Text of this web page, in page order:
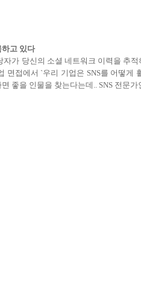
하고 있다
자가 당신의 소셜 네트워크 이력을 추
면접에서 `우리 기업은 SNS를 어떻게
좋을 인물을 찾는다는데 .. SNS 전문가